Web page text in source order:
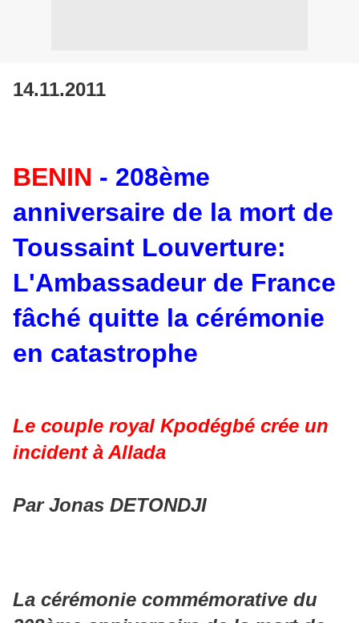
14.11.2011
BENIN - 208ème
anniversaire de la mort de
Toussaint Louverture:
L'Ambassadeur de France
fâché quitte la cérémonie
en catastrophe
Le couple royal Kpodégbé crée un
incident à Allada
Par Jonas DETONDJI
La cérémonie commémorative du